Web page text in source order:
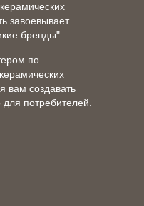
завоевывает
бренды".
по
вам создавать
потребителей.